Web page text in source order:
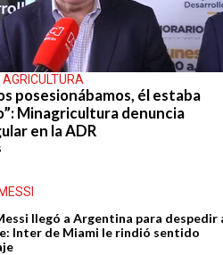
posesionábamos, él estaba
Minagricultura denuncia
en la ADR
llegó a Argentina para despedir
Inter de Miami le rindió sentido